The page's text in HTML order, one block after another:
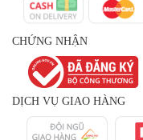
CHỨNG NHẬN
DỊCH VỤ GIAO HÀNG